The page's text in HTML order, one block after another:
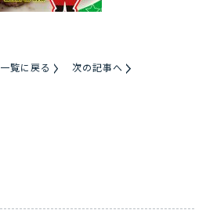
一覧に戻る 次の記事へ